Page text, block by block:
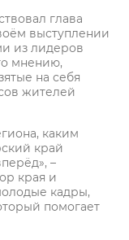
глава
выступлении
из лидеров
мнению,
на себя
жителей
каким
край
–
края и
кадры,
помогает